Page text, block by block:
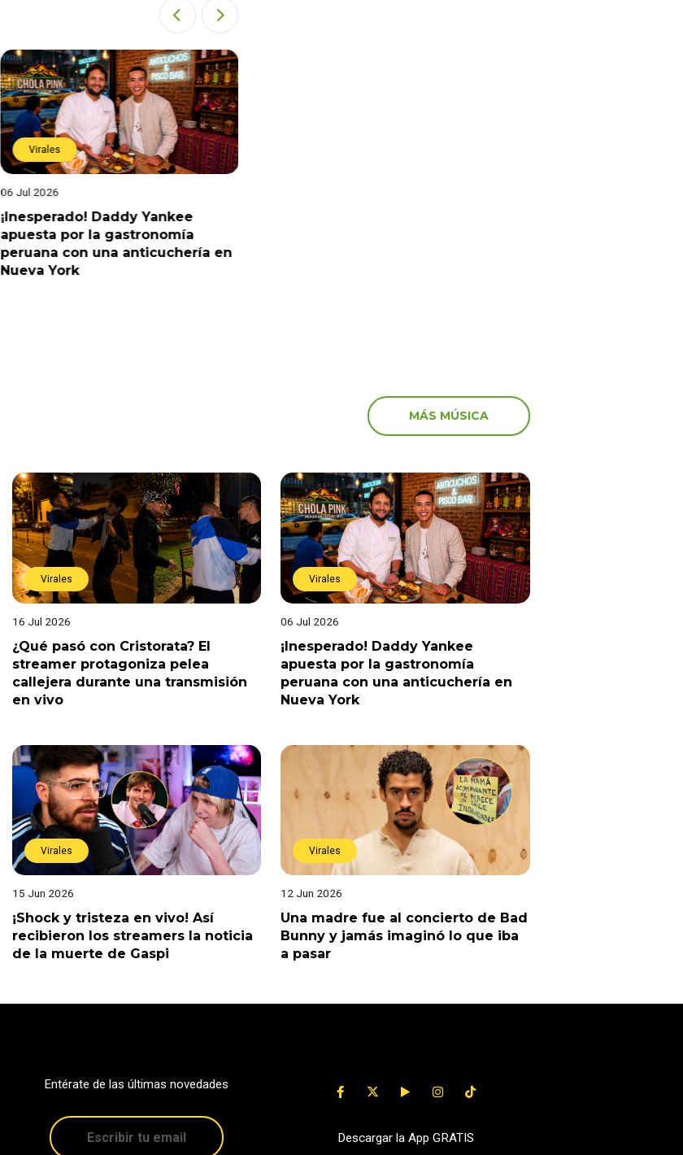
Virales
06 Jul 2026
¡Inesperado! Daddy Yankee
apuesta por la gastronomía
peruana con una anticuchería en
Nueva York
MÁS MÚSICA
Virales
16 Jul 2026
¿Qué pasó con Cristorata? El
streamer protagoniza pelea
callejera durante una transmisión
en vivo
Virales
06 Jul 2026
¡Inesperado! Daddy Yankee
apuesta por la gastronomía
peruana con una anticuchería en
Nueva York
Virales
15 Jun 2026
¡Shock y tristeza en vivo! Así
recibieron los streamers la noticia
de la muerte de Gaspi
Virales
12 Jun 2026
Una madre fue al concierto de Bad
Bunny y jamás imaginó lo que iba
a pasar
Entérate de las últimas novedades
Descargar la App GRATIS